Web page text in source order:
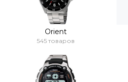
Orient
545 товаров